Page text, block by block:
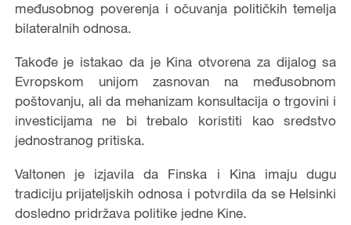
međusobnog poverenja i očuvanja političkih temelja
bilateralnih odnosa.
Takođe je istakao da je Kina otvorena za dijalog sa
Evropskom unijom zasnovan na međusobnom
poštovanju, ali da mehanizam konsultacija o trgovini i
investicijama ne bi trebalo koristiti kao sredstvo
jednostranog pritiska.
Valtonen je izjavila da Finska i Kina imaju dugu
tradiciju prijateljskih odnosa i potvrdila da se Helsinki
dosledno pridržava politike jedne Kine.